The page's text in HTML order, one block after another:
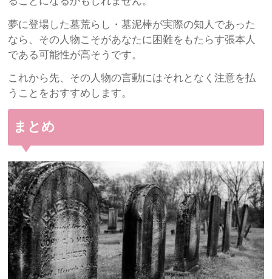
夢に登場した墓荒らし・墓泥棒が実際の知人であった
なら、その人物こそがあなたに困難をもたらす張本人
である可能性が高そうです。
これから先、その人物の言動にはそれとなく注意を払
うことをおすすめします。
まとめ